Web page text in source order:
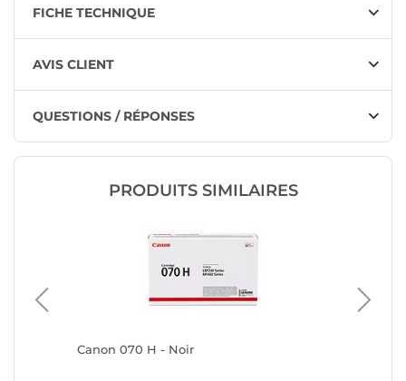
FICHE TECHNIQUE
AVIS CLIENT
QUESTIONS / RÉPONSES
PRODUITS SIMILAIRES
Canon 070 H - Noir